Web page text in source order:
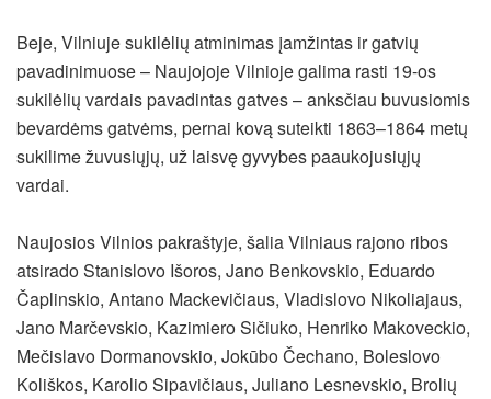
Beje, Vilniuje sukilėlių atminimas įamžintas ir gatvių
pavadinimuose – Naujojoje Vilnioje galima rasti 19-os
sukilėlių vardais pavadintas gatves – anksčiau buvusiomis
bevardėms gatvėms, pernai kovą suteikti 1863–1864 metų
sukilime žuvusiųjų, už laisvę gyvybes paaukojusiųjų
vardai.
Naujosios Vilnios pakraštyje, šalia Vilniaus rajono ribos
atsirado Stanislovo Išoros, Jano Benkovskio, Eduardo
Čaplinskio, Antano Mackevičiaus, Vladislovo Nikoliajaus,
Jano Marčevskio, Kazimiero Sičiuko, Henriko Makoveckio,
Mečislavo Dormanovskio, Jokūbo Čechano, Boleslovo
Koliškos, Karolio Sipavičiaus, Juliano Lesnevskio, Brolių